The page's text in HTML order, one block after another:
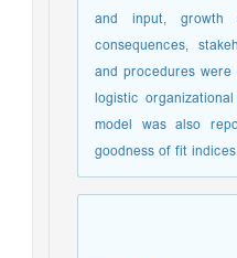
and input,
consequences,
and procedures
logistic
model was also
goodness of fit